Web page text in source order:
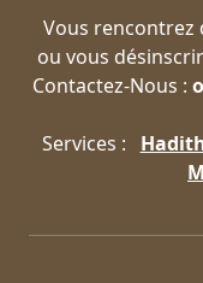
Vous rencontrez
ou vous
Contactez-Nous :
Services :